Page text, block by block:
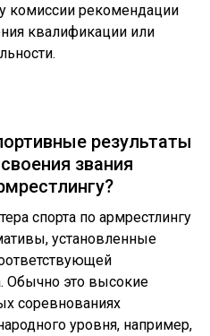
комиссии рекомендации
квалификации или
результаты
звания
спорта по армрестлингу
установленные
Обычно это высокие
соревнованиях
уровня, например,